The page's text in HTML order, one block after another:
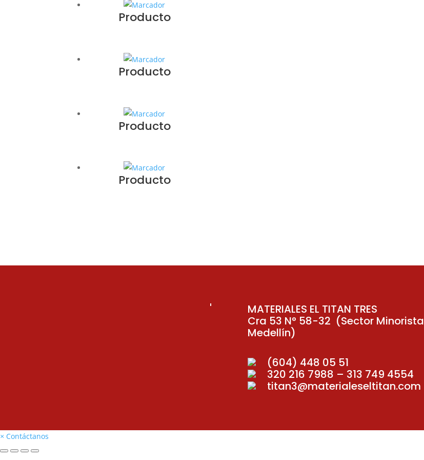
Producto
Producto
Producto
Producto
MATERIALES EL TITAN TRES
Cra 53 N° 58-32 (Sector Minorista
Medellín)
(604) 448 05 51
320 216 7988 – 313 749 4554
titan3@materialeseltitan.com
× Contáctanos